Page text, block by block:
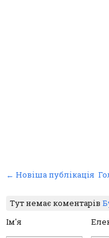
← Новіша публікація
Тут немає коментарів
Ім'я